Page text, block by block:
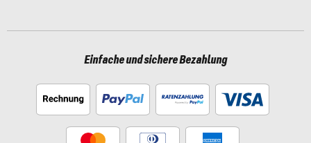
Einfache und sichere Bezahlung